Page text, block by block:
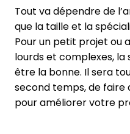
Tout va dépendre de
que la taille et la
Pour un petit projet ou
lourds et complexes, la
être la bonne. Il sera
second temps, de faire
pour améliorer votre